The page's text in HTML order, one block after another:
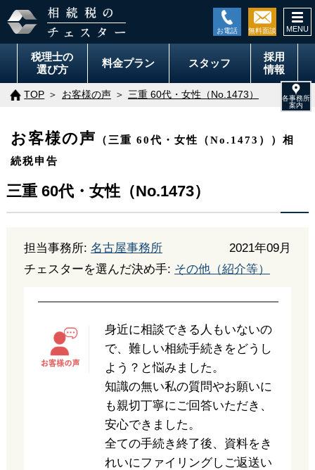
税理士の
選び方
料金プラン スタッフ
採用
情報
TOP お客様の声 三重 60代・女性（No.1473）
お客様の声
（三重 60代・女性（No.1473））相
続税申告
三重 60代・女性（No.1473）
担当事務所: 名古屋事務所
2021年09月
チェスターを選んだ決め手: その他（紹介等）
身近に相談できる人もいないの
で、難しい相続手続きをどうし
よう？と悩みました。
知識の無い私の質問やお願いに
も親切丁寧にご回答いただき、
安心できました。
全ての手続き終了後、資料をき
れいにファイリングしご返送い